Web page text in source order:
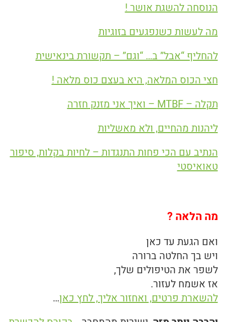
הנוסחה להשגת אושר !
מה לעשות כשנפגעים בזוגיות
להחליף “אבל” ב… “וגם” – תקשורת בינאישית
חצי הכוס המלאה, היא בעצם כוס מלאה !
תקלה – MTBF – ואיך אני מזנק חזרה
ליהנות מהחיים, ולא מאשליות
הנתיב עם הכי פחות התנגדות – לחיות בקלות, סיפור
טאואיסטי
מה הלאה ?
ואם הגעת עד כאן
ויש בך החלטה ברורה
לשפר את הטיפולים שלך,
אז אשמח לעזור.
להשארת פרטים, ואחזור אליך, לחץ כאן…